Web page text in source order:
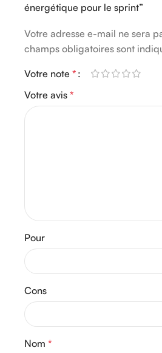
énergétique pour le sprint”
Votre adresse e-mail ne sera
champs obligatoires sont
Votre note *
Votre avis *
Pour
Cons
Nom *
Alternative: